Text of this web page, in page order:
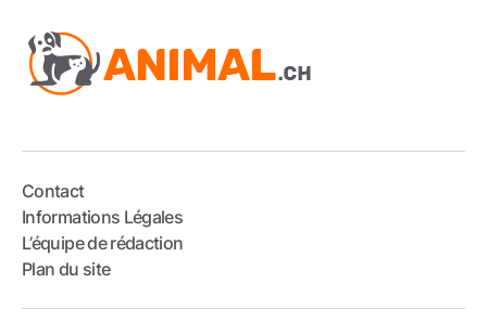
Contact
Informations Légales
L’équipe de rédaction
Plan du site